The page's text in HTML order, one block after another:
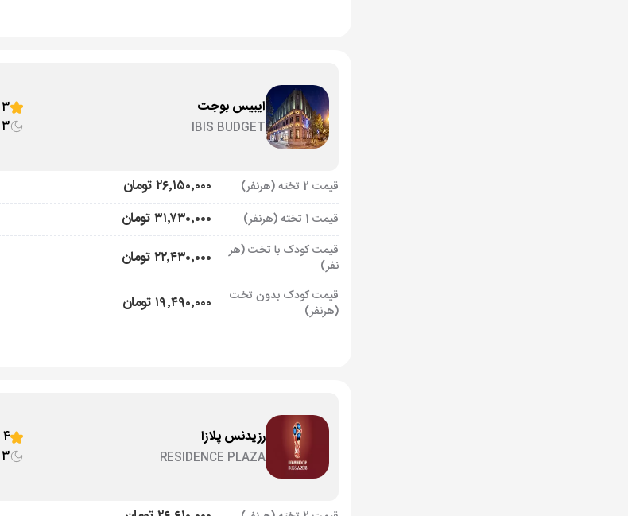
ایبیس بوجت
IBIS BUDGET
3 ستاره
3 شب
قیمت 2 تخته (هرنفر) ۲۶٬۱۵۰٬۰۰۰ تومان
قیمت 1 تخته (هرنفر) ۳۱٬۷۳۰٬۰۰۰ تومان
قیمت کودک با تخت (هر
نفر)
۲۲٬۴۳۰٬۰۰۰ تومان
قیمت کودک بدون تخت
(هرنفر)
۱۹٬۴۹۰٬۰۰۰ تومان
رزیدنس پلازا
RESIDENCE PLAZA
4 ستاره
3 شب